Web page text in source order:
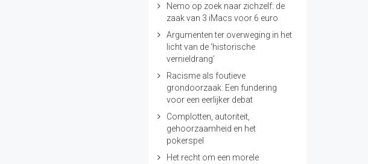
Nemo op zoek naar zichzelf: de
zaak van 3 iMacs voor 6 euro
Argumenten ter overweging in het
licht van de ‘historische
vernieldrang’
Racisme als foutieve
grondoorzaak: Een fundering
voor een eerlijker debat
Complotten, autoriteit,
gehoorzaamheid en het
pokerspel
Het recht om een morele